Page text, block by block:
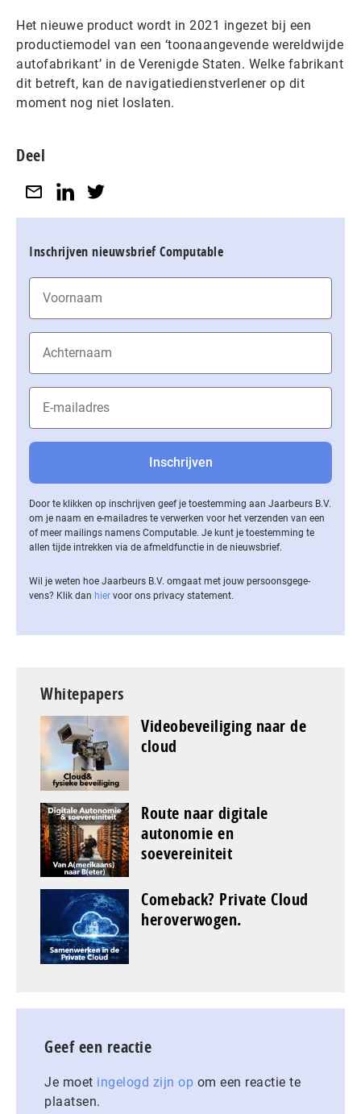
Het nieuwe product wordt in 2021 ingezet bij een
productiemodel van een ‘toonaangevende wereldwijde
autofabrikant’ in de Verenigde Staten. Welke fabrikant
dit betreft, kan de navigatiedienstverlener op dit
moment nog niet loslaten.
Deel
Inschrijven nieuwsbrief Computable
Door te klikken op inschrijven geef je toestemming aan Jaarbeurs B.V.
om je naam en e-mailadres te verwerken voor het verzenden van een
of meer mailings namens Computable. Je kunt je toestemming te
allen tijde intrekken via de af­meld­func­tie in de nieuwsbrief.
Wil je weten hoe Jaarbeurs B.V. omgaat met jouw per­soons­ge­ge­
vens? Klik dan hier voor ons privacy statement.
Whitepapers
Videobeveiliging naar de
cloud
Route naar digitale
autonomie en
soevereiniteit
Comeback? Private Cloud
heroverwogen.
Geef een reactie
Je moet ingelogd zijn op om een reactie te
plaatsen.